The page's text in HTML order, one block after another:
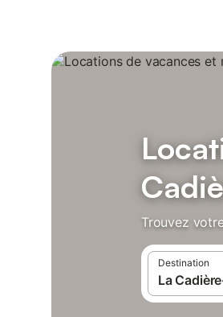
Trouvez
Destination